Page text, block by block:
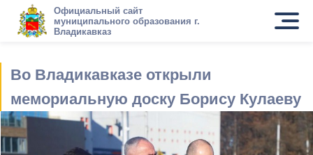
Официальный сайт
муниципального образования г.
Владикавказ
Во Владикавказе открыли
мемориальную доску Борису Кулаеву